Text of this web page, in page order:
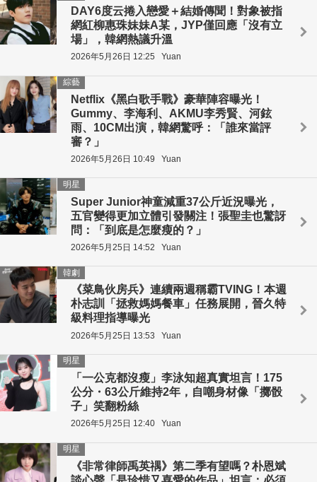
DAY6度云捲入戀愛＋結婚傳聞！對象被指
網紅柳惠珠妹妹A某，JYP僅回應「沒有立
場」，韓網熱議升溫
2026年5月26日 12:25 Yuan
Netflix《黑白歌手戰》豪華陣容曝光！
Gummy、李海利、AKMU李秀賢、河鉉
雨、10CM出演，韓網驚呼：「誰來當評
審？」
綜藝
2026年5月26日 10:49 Yuan
Super Junior神童減重37公斤近況曝光，
五官變得更加立體引發關注！張聖圭也驚訝
問：「到底是怎麼瘦的？」
明星
2026年5月25日 14:52 Yuan
《菜鳥伙房兵》連續兩週稱霸TVING！本週
朴志訓「拯救媽媽餐車」任務展開，晉久特
級料理指導曝光
韓劇
2026年5月25日 13:53 Yuan
「一公克都沒瘦」李泳知超真實坦言！175
公分・63公斤維持2年，自嘲身材像「擲骰
子」笑翻粉絲
明星
2026年5月25日 12:40 Yuan
《非常律師禹英禑》第二季有望嗎？朴恩斌
明星